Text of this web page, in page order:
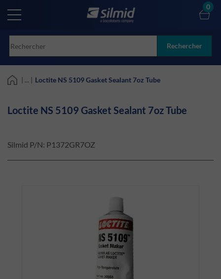
main
Rechercher
0
| ... | Loctite NS 5109 Gasket Sealant 7oz Tube
Loctite NS 5109 Gasket Sealant 7oz Tube
Silmid P/N: P1372GR7OZ